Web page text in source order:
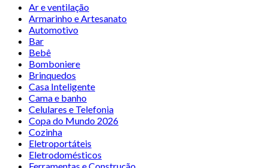
Ar e ventilação
Armarinho e Artesanato
Automotivo
Bar
Bebê
Bomboniere
Brinquedos
Casa Inteligente
Cama e banho
Celulares e Telefonia
Copa do Mundo 2026
Cozinha
Eletroportáteis
Eletrodomésticos